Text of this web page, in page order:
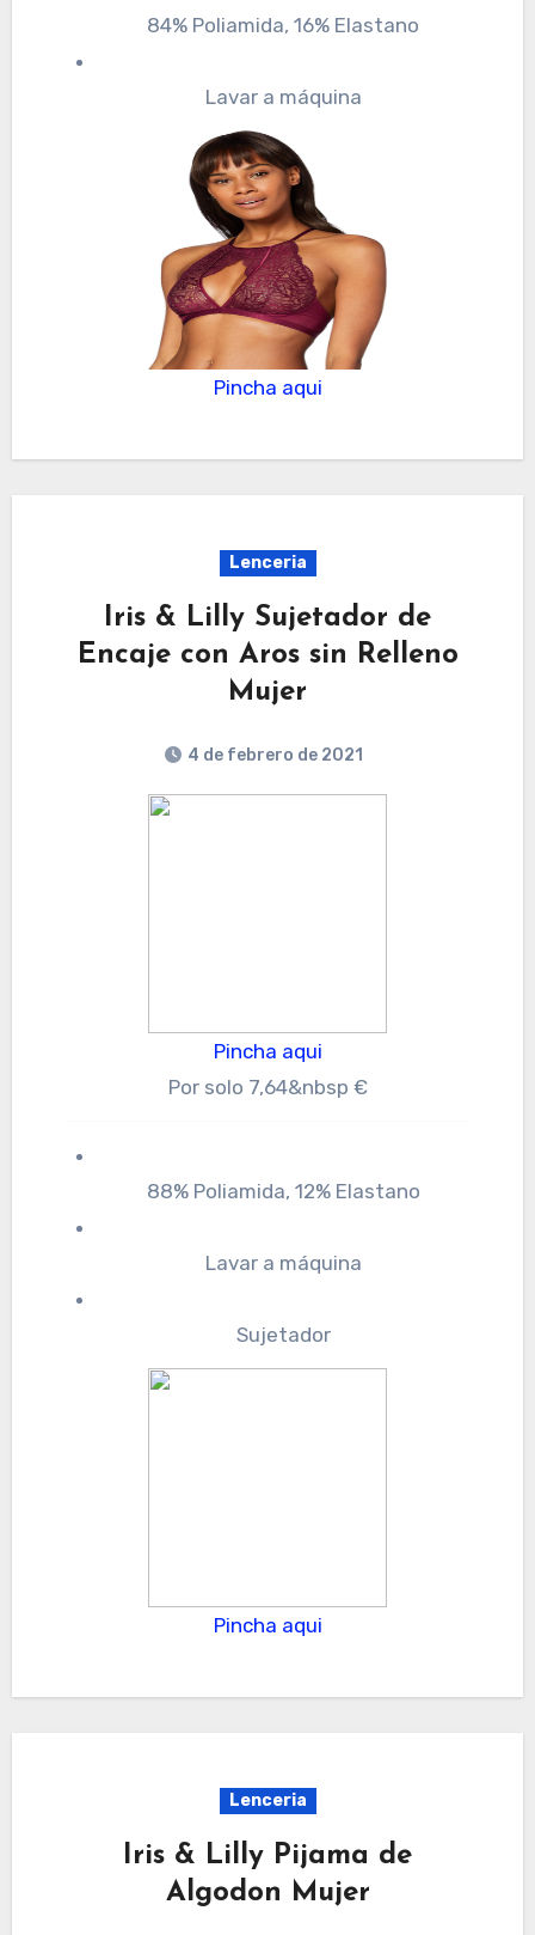
84% Poliamida, 16% Elastano
Lavar a máquina
Pincha aqui
Lenceria
Iris & Lilly Sujetador de
Encaje con Aros sin Relleno
Mujer
4 de febrero de 2021
Pincha aqui
Por solo 7,64&nbsp €
88% Poliamida, 12% Elastano
Lavar a máquina
Sujetador
Pincha aqui
Lenceria
Iris & Lilly Pijama de
Algodon Mujer